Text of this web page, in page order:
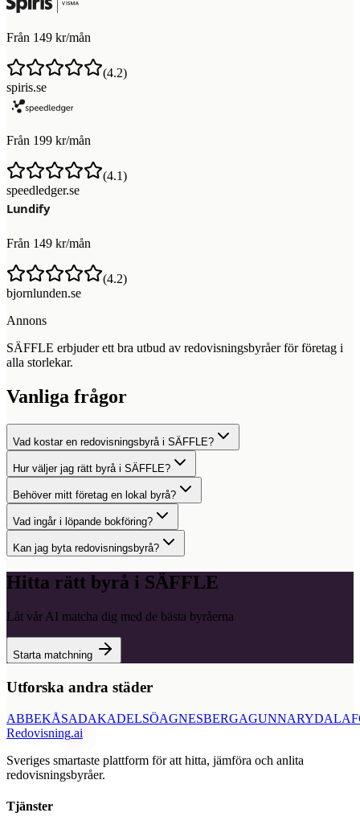
Från 149 kr/mån
(4.2)
spiris.se
Från 199 kr/mån
(4.1)
speedledger.se
Från 149 kr/mån
(4.2)
bjornlunden.se
Annons
SÄFFLE erbjuder ett bra utbud av redovisningsbyråer för företag i
alla storlekar.
Vanliga frågor
Vad kostar en redovisningsbyrå i SÄFFLE?
Hur väljer jag rätt byrå i SÄFFLE?
Behöver mitt företag en lokal byrå?
Vad ingår i löpande bokföring?
Kan jag byta redovisningsbyrå?
Hitta rätt byrå i SÄFFLE
Låt vår AI matcha dig med de bästa byråerna
Starta matchning
Utforska andra städer
ABBEKÅSADAKADELSÖAGNESBERGAGUNNARYD
Redovisning.ai
Sveriges smartaste plattform för att hitta, jämföra och anlita
redovisningsbyråer.
Tjänster